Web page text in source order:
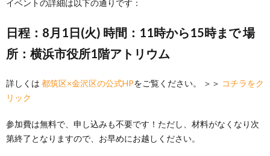
イベントの詳細は以下の通りです：
日程：8月1日(火) 時間：11時から15時まで 場
所：横浜市役所1階アトリウム
詳しくは 都筑区×金沢区の公式HPをご覧ください。 ＞＞ コチラをク
リック
参加費は無料で、申し込みも不要です！ただし、材料がなくなり次
第終了となりますので、お早めにお越しください。